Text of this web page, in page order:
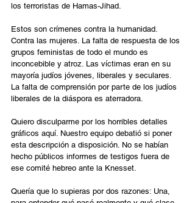
los terroristas de Hamas-Jihad.
Estos son crímenes contra la humanidad.
Contra las mujeres. La falta de respuesta de los
grupos feministas de todo el mundo es
inconcebible y atroz. Las víctimas eran en su
mayoría judíos jóvenes, liberales y seculares.
La falta de comprensión por parte de los judíos
liberales de la diáspora es aterradora.
Quiero disculparme por los horribles detalles
gráficos aquí. Nuestro equipo debatió si poner
esta descripción a disposición. No se habían
hecho públicos informes de testigos fuera de
ese comité hebreo ante la Knesset.
Quería que lo supieras por dos razones: Una,